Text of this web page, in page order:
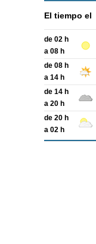
El tiempo el
de 02 h
a 08 h
de 08 h
a 14 h
de 14 h
a 20 h
de 20 h
a 02 h